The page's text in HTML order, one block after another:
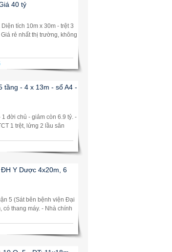
40 tỷ
tích 10m x 30m - trệt 3
rẻ nhất thị trường, không
tầng - 4 x 13m - sổ A4 -
đời chủ - giảm còn 6.9 tỷ. -
1 trệt, lửng 2 lầu sân
ĐH Y Dược 4x20m, 6
5 (Sát bên bệnh viện Đại
có thang máy. - Nhà chính